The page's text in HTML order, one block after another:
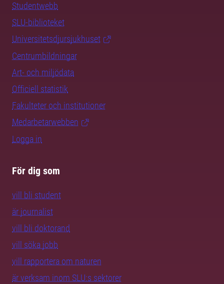
Studentwebb
SLU-biblioteket
Universitetsdjursjukhuset
Centrumbildningar
Art- och miljödata
Officiell statistik
Fakulteter och institutioner
Medarbetarwebben
Logga in
För dig som
vill bli student
är journalist
vill bli doktorand
vill söka jobb
vill rapportera om naturen
är verksam inom SLU:s sektorer